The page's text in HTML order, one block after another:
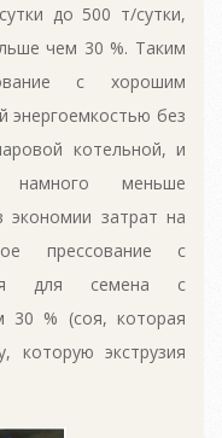
до 500 т/сутки,
чем 30 %. Таким
с хорошим
энергоемкостью без
котельной, и
намного меньше
экономии затрат на
прессование с
для семена с
30 % (соя, которая
которую экструзия